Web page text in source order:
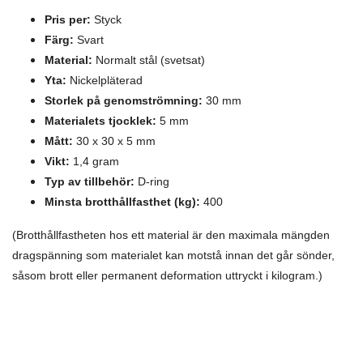
Pris per: Styck
Färg: Svart
Material: Normalt stål (svetsat)
Yta: Nickelpläterad
Storlek på genomströmning: 30 mm
Materialets tjocklek: 5 mm
Mått: 30 x 30 x 5 mm
Vikt: 1,4 gram
Typ av tillbehör: D-ring
Minsta brotthållfasthet (kg): 400
(Brotthållfastheten hos ett material är den maximala mängden
dragspänning som materialet kan motstå innan det går sönder,
såsom brott eller permanent deformation uttryckt i kilogram.)